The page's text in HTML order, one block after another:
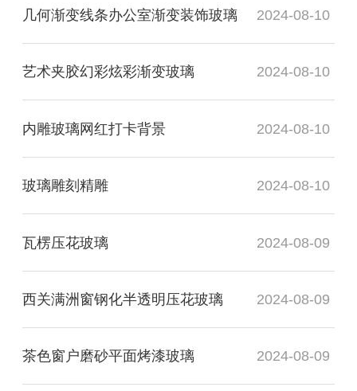
几何渐变线条办公室渐变装饰玻璃 2024-08-10
艺术夹胶幻彩炫彩渐变玻璃 2024-08-10
内雕玻璃网红打卡背景 2024-08-10
玻璃雕刻精雕 2024-08-10
瓦楞压花玻璃 2024-08-09
西关满洲窗钢化半透明压花玻璃 2024-08-09
茶色窗户磨砂平面烤漆玻璃 2024-08-09